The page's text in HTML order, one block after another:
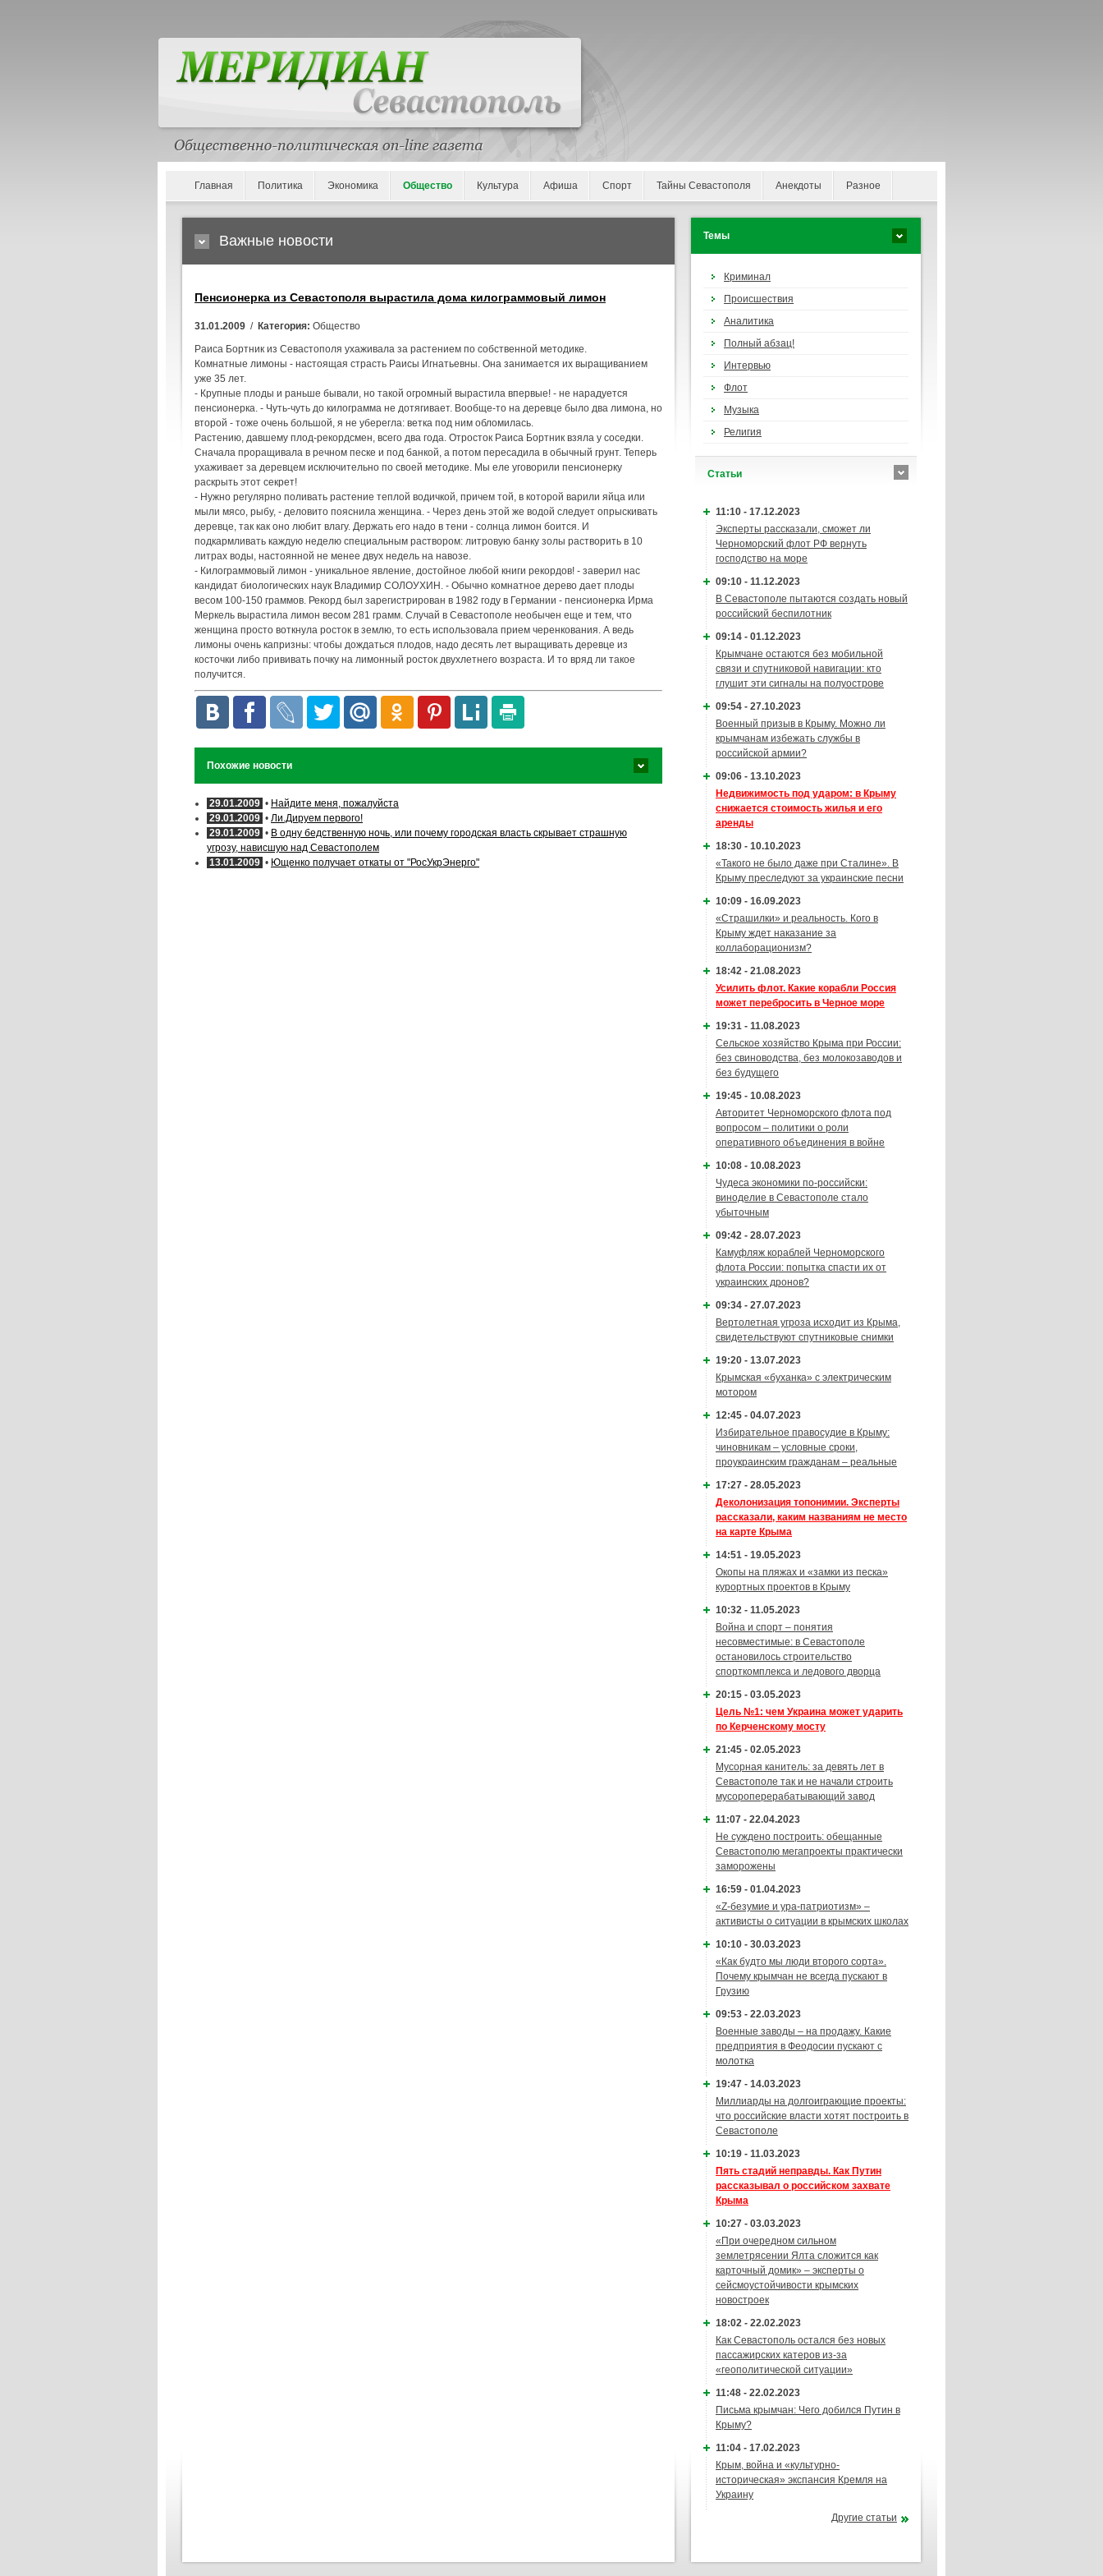
Главная Политика Экономика Общество Культура Афиша Спорт Тайны Севастополя Анекдоты Разное
Важные новости
Пенсионерка из Севастополя вырастила дома килограммовый лимон
31.01.2009 / Категория: Общество
Раиса Бортник из Севастополя ухаживала за растением по собственной методике.
Комнатные лимоны - настоящая страсть Раисы Игнатьевны. Она занимается их выращиванием
уже 35 лет.
- Крупные плоды и раньше бывали, но такой огромный вырастила впервые! - не нарадуется
пенсионерка. - Чуть-чуть до килограмма не дотягивает. Вообще-то на деревце было два лимона, но
второй - тоже очень большой, я не уберегла: ветка под ним обломилась.
Растению, давшему плод-рекордсмен, всего два года. Отросток Раиса Бортник взяла у соседки.
Сначала проращивала в речном песке и под банкой, а потом пересадила в обычный грунт. Теперь
ухаживает за деревцем исключительно по своей методике. Мы еле уговорили пенсионерку
раскрыть этот секрет!
- Нужно регулярно поливать растение теплой водичкой, причем той, в которой варили яйца или
мыли мясо, рыбу, - деловито пояснила женщина. - Через день этой же водой следует опрыскивать
деревце, так как оно любит влагу. Держать его надо в тени - солнца лимон боится. И
подкармливать каждую неделю специальным раствором: литровую банку золы растворить в 10
литрах воды, настоянной не менее двух недель на навозе.
- Килограммовый лимон - уникальное явление, достойное любой книги рекордов! - заверил нас
кандидат биологических наук Владимир СОЛОУХИН. - Обычно комнатное дерево дает плоды
весом 100-150 граммов. Рекорд был зарегистрирован в 1982 году в Германии - пенсионерка Ирма
Меркель вырастила лимон весом 281 грамм. Случай в Севастополе необычен еще и тем, что
женщина просто воткнула росток в землю, то есть использовала прием черенкования. А ведь
лимоны очень капризны: чтобы дождаться плодов, надо десять лет выращивать деревце из
косточки либо прививать почку на лимонный росток двухлетнего возраста. И то вряд ли такое
получится.
Похожие новости
29.01.2009 • Найдите меня, пожалуйста
29.01.2009 • Ли.Дируем первого!
29.01.2009 • В одну бедственную ночь, или почему городская власть скрывает страшную
угрозу, нависшую над Севастополем
13.01.2009 • Ющенко получает откаты от "РосУкрЭнерго"
Темы
Криминал
Происшествия
Аналитика
Полный абзац!
Интервью
Флот
Музыка
Религия
Cтатьи
11:10 - 17.12.2023
Эксперты рассказали, сможет ли
Черноморский флот РФ вернуть
господство на море
09:10 - 11.12.2023
В Севастополе пытаются создать новый
российский беспилотник
09:14 - 01.12.2023
Крымчане остаются без мобильной
связи и спутниковой навигации: кто
глушит эти сигналы на полуострове
09:54 - 27.10.2023
Военный призыв в Крыму. Можно ли
крымчанам избежать службы в
российской армии?
09:06 - 13.10.2023
Недвижимость под ударом: в Крыму
снижается стоимость жилья и его
аренды
18:30 - 10.10.2023
«Такого не было даже при Сталине». В
Крыму преследуют за украинские песни
10:09 - 16.09.2023
«Страшилки» и реальность. Кого в
Крыму ждет наказание за
коллаборационизм?
18:42 - 21.08.2023
Усилить флот. Какие корабли Россия
может перебросить в Черное море
19:31 - 11.08.2023
Сельское хозяйство Крыма при России:
без свиноводства, без молокозаводов и
без будущего
19:45 - 10.08.2023
Авторитет Черноморского флота под
вопросом – политики о роли
оперативного объединения в войне
10:08 - 10.08.2023
Чудеса экономики по-российски:
виноделие в Севастополе стало
убыточным
09:42 - 28.07.2023
Камуфляж кораблей Черноморского
флота России: попытка спасти их от
украинских дронов?
09:34 - 27.07.2023
Вертолетная угроза исходит из Крыма,
свидетельствуют спутниковые снимки
19:20 - 13.07.2023
Крымская «буханка» с электрическим
мотором
12:45 - 04.07.2023
Избирательное правосудие в Крыму:
чиновникам – условные сроки,
проукраинским гражданам – реальные
17:27 - 28.05.2023
Деколонизация топонимии. Эксперты
рассказали, каким названиям не место
на карте Крыма
14:51 - 19.05.2023
Окопы на пляжах и «замки из песка»
курортных проектов в Крыму
10:32 - 11.05.2023
Война и спорт – понятия
несовместимые: в Севастополе
остановилось строительство
спорткомплекса и ледового дворца
20:15 - 03.05.2023
Цель №1: чем Украина может ударить
по Керченскому мосту
21:45 - 02.05.2023
Мусорная канитель: за девять лет в
Севастополе так и не начали строить
мусороперерабатывающий завод
11:07 - 22.04.2023
Не суждено построить: обещанные
Севастополю мегапроекты практически
заморожены
16:59 - 01.04.2023
«Z-безумие и ура-патриотизм» –
активисты о ситуации в крымских школах
10:10 - 30.03.2023
«Как будто мы люди второго сорта».
Почему крымчан не всегда пускают в
Грузию
09:53 - 22.03.2023
Военные заводы – на продажу. Какие
предприятия в Феодосии пускают с
молотка
19:47 - 14.03.2023
Миллиарды на долгоиграющие проекты:
что российские власти хотят построить в
Севастополе
10:19 - 11.03.2023
Пять стадий неправды. Как Путин
рассказывал о российском захвате
Крыма
10:27 - 03.03.2023
«При очередном сильном
землетрясении Ялта сложится как
карточный домик» – эксперты о
сейсмоустойчивости крымских
новостроек
18:02 - 22.02.2023
Как Севастополь остался без новых
пассажирских катеров из-за
«геополитической ситуации»
11:48 - 22.02.2023
Письма крымчан: Чего добился Путин в
Крыму?
11:04 - 17.02.2023
Крым, война и «культурно-
историческая» экспансия Кремля на
Украину
Другие статьи